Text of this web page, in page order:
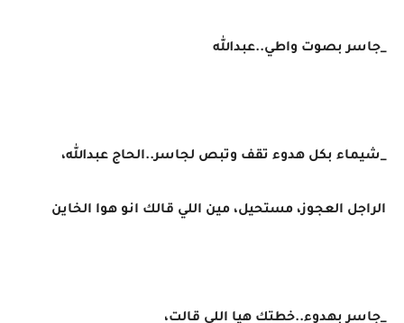
_جاسر بصوت واطي..عبدالله
_شيماء بكل هدوء تقف وتبص لجاسر..الحاج عبدالله،
الراجل العجوز، مستحيل، مين اللي قالك انو هوا الخاين
_جاسر بهدوء..خطتك هيا اللي قالت،